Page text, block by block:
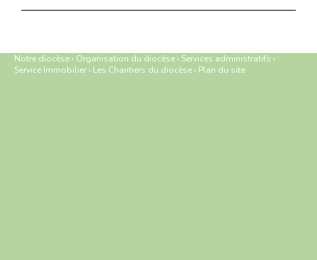
Notre diocèse › Organisation du diocèse › Services administratifs ›
Service Immobilier › Les Chantiers du diocèse › Plan du site